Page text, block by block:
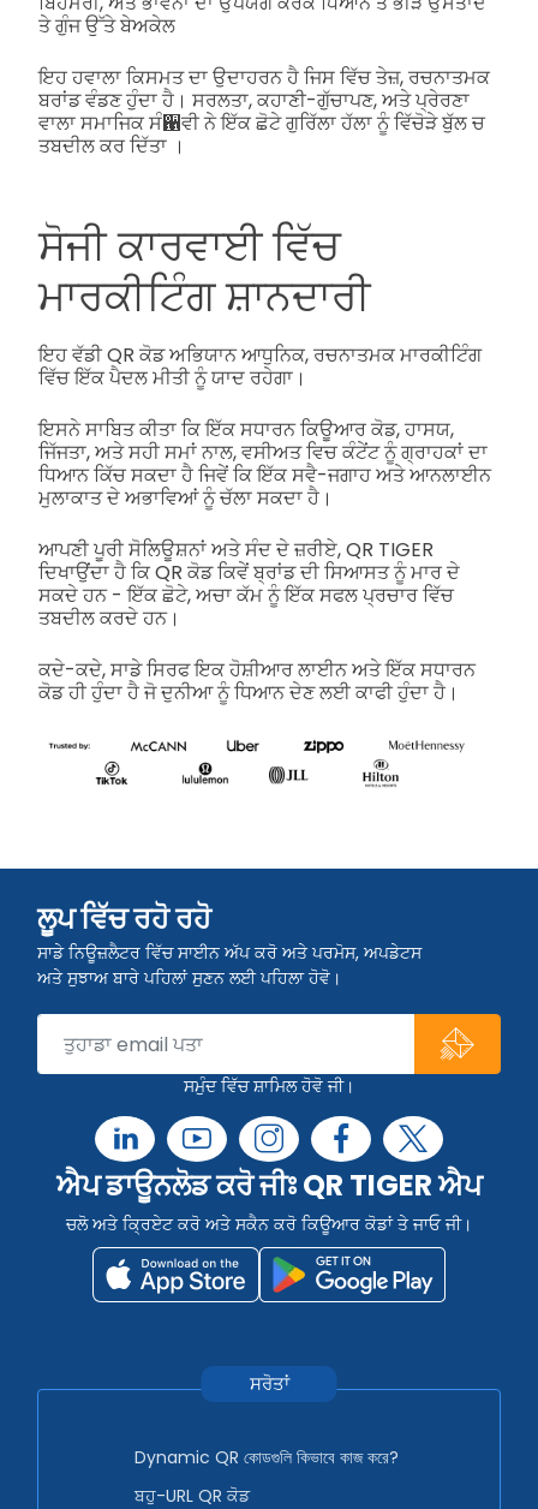
ਤੇ ਗੁੰਜ ਉੱਤੇ ਬੇਅਕੇਲ
ਇਹ ਹਵਾਲਾ ਕਿਸਮਤ ਦਾ ਉਦਾਹਰਨ ਹੈ ਜਿਸ ਵਿੱਚ ਤੇਜ਼, ਰਚਨਾਤਮਕ
ਬਰਾਂਡ ਵੰਡਣ ਹੁੰਦਾ ਹੈ। ਸਰਲਤਾ, ਕਹਾਣੀ-ਗੁੱਚਾਪਣ, ਅਤੇ ਪ੍ਰੇਰਣਾ
ਵਾਲਾ ਸਮਾਜਿਕ ਸੰ਑ਵੀ ਨੇ ਇੱਕ ਛੋਟੇ ਗੁਰਿੱਲਾ ਹੱਲਾ ਨੂੰ ਵਿੱਚੋੜੇ ਬੁੱਲ ਚ
ਤਬਦੀਲ ਕਰ ਦਿੱਤਾ ।
ਸੋਜੀ ਕਾਰਵਾਈ ਵਿੱਚ
ਮਾਰਕੀਟਿੰਗ ਸ਼ਾਨਦਾਰੀ
ਇਹ ਵੱਡੀ QR ਕੋਡ ਅਭਿਯਾਨ ਆਧੁਨਿਕ, ਰਚਨਾਤਮਕ ਮਾਰਕੀਟਿੰਗ
ਵਿੱਚ ਇੱਕ ਪੈਦਲ ਮੀਤੀ ਨੂੰ ਯਾਦ ਰਹੇਗਾ।
ਇਸਨੇ ਸਾਬਿਤ ਕੀਤਾ ਕਿ ਇੱਕ ਸਧਾਰਨ ਕਿਊਆਰ ਕੋਡ, ਹਾਸਯ,
ਜਿੱਜਤਾ, ਅਤੇ ਸਹੀ ਸਮਾਂ ਨਾਲ, ਵਸੀਅਤ ਵਿਚ ਕੰਟੇਂਟ ਨੂੰ ਗ੍ਰਾਹਕਾਂ ਦਾ
ਧਿਆਨ ਕਿੱਚ ਸਕਦਾ ਹੈ ਜਿਵੇਂ ਕਿ ਇੱਕ ਸਵੈ-ਜਗਾਹ ਅਤੇ ਆਨਲਾਈਨ
ਮੁਲਾਕਾਤ ਦੇ ਅਭਾਵਿਆਂ ਨੂੰ ਚੱਲਾ ਸਕਦਾ ਹੈ।
ਆਪਣੀ ਪੂਰੀ ਸੋਲਿਊਸ਼ਨਾਂ ਅਤੇ ਸੰਦ ਦੇ ਜ਼ਰੀਏ, QR TIGER
ਦਿਖਾਉਂਦਾ ਹੈ ਕਿ QR ਕੋਡ ਕਿਵੇਂ ਬ੍ਰਾਂਡ ਦੀ ਸਿਆਸਤ ਨੂੰ ਮਾਰ ਦੇ
ਸਕਦੇ ਹਨ - ਇੱਕ ਛੋਟੇ, ਅਚਾ ਕੱਮ ਨੂੰ ਇੱਕ ਸਫਲ ਪ੍ਰਚਾਰ ਵਿੱਚ
ਤਬਦੀਲ ਕਰਦੇ ਹਨ।
ਕਦੇ-ਕਦੇ, ਸਾਡੇ ਸਿਰਫ ਇਕ ਹੋਸ਼ੀਆਰ ਲਾਈਨ ਅਤੇ ਇੱਕ ਸਧਾਰਨ
ਕੋਡ ਹੀ ਹੁੰਦਾ ਹੈ ਜੋ ਦੁਨੀਆ ਨੂੰ ਧਿਆਨ ਦੇਣ ਲਈ ਕਾਫੀ ਹੁੰਦਾ ਹੈ।
ਲੂਪ ਵਿੱਚ ਰਹੋ ਰਹੋ
ਸਾਡੇ ਨਿਊਜ਼ਲੈਟਰ ਵਿੱਚ ਸਾਈਨ ਅੱਪ ਕਰੋ ਅਤੇ ਪਰਮੋਸ, ਅਪਡੇਟਸ
ਅਤੇ ਸੁਝਾਅ ਬਾਰੇ ਪਹਿਲਾਂ ਸੁਣਨ ਲਈ ਪਹਿਲਾ ਹੋਵੋ।
ਸਮੁੰਦ ਵਿੱਚ ਸ਼ਾਮਿਲ ਹੋਵੋ ਜੀ।
ਐਪ ਡਾਊਨਲੋਡ ਕਰੋ ਜੀਃ QR TIGER ਐਪ
ਚਲੋ ਅਤੇ ਕ੍ਰਿਏਟ ਕਰੋ ਅਤੇ ਸਕੈਨ ਕਰੋ ਕਿਊਆਰ ਕੋਡਾਂ ਤੇ ਜਾਓ ਜੀ।
ਸਰੋਤਾਂ
Dynamic QR কোডগুলি কিভাবে কাজ করে?
ਬਹੁ-URL QR ਕੋਡ